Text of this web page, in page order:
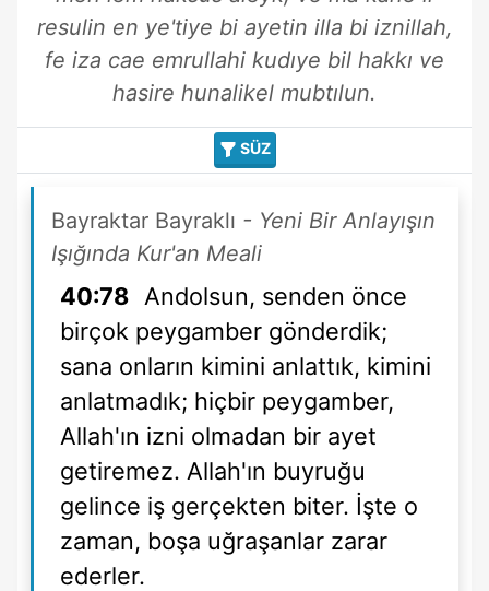
resulin en ye'tiye bi ayetin illa bi iznillah,
fe iza cae emrullahi kudıye bil hakkı ve
hasire hunalikel mubtılun.
SÜZ
Bayraktar Bayraklı - Yeni Bir Anlayışın
Işığında Kur'an Meali
40:78 Andolsun, senden önce
birçok peygamber gönderdik;
sana onların kimini anlattık, kimini
anlatmadık; hiçbir peygamber,
Allah'ın izni olmadan bir ayet
getiremez. Allah'ın buyruğu
gelince iş gerçekten biter. İşte o
zaman, boşa uğraşanlar zarar
ederler.